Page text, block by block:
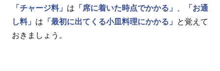
「チャージ料」 は 「席に着いた時点でかかる」
「お通
し料」 は 「最初に出てくる小皿料理にかかる」
と覚えて
おきましょう。